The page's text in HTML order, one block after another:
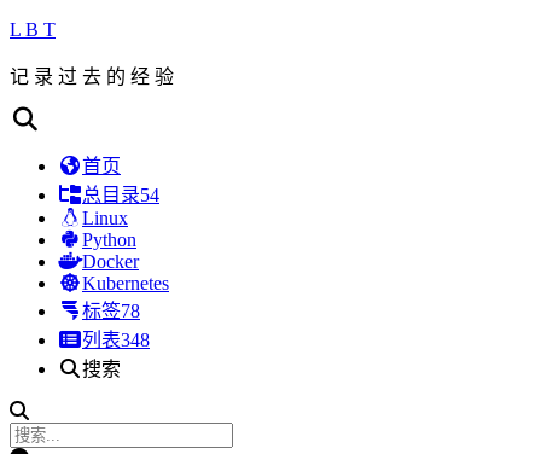
L B T
记 录 过 去 的 经 验
首页
总目录54
Linux
Python
Docker
Kubernetes
标签78
列表348
搜索